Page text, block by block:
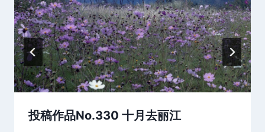
投稿作品No.330 十月去丽江